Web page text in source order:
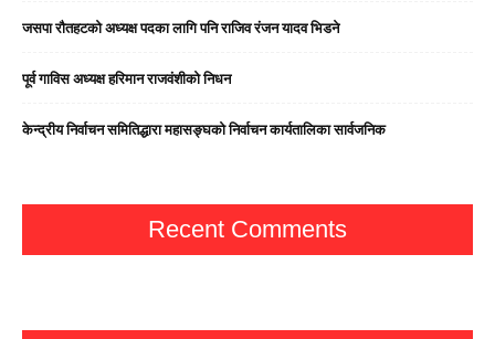
जसपा राैतहटको अध्यक्ष पदका लागि पनि राजिव रंजन यादव भिडने
पूर्व गाविस अध्यक्ष हरिमान राजवंशीको निधन
केन्द्रीय निर्वाचन समितिद्धारा महासङ्घको निर्वाचन कार्यतालिका सार्वजनिक
Recent Comments